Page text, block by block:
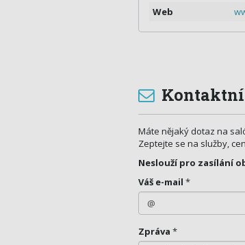
Web
Máte nějaký dotaz na
Zeptejte se na služby,
Neslouží pro zasílání
Váš e-mail *
Zpráva *